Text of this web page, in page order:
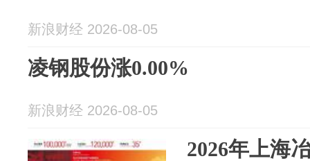
新浪财经 2026-08-05
凌钢股份涨0.00%
新浪财经 2026-08-05
2026年上海